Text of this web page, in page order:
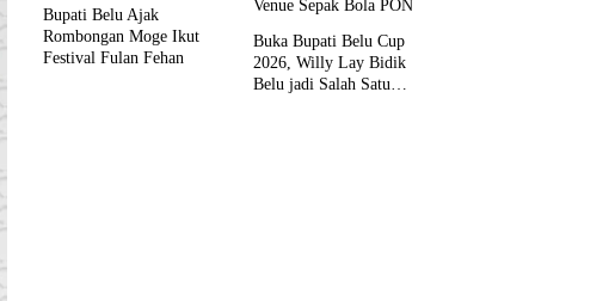
Bupati Belu Ajak
Rombongan Moge Ikut
Festival Fulan Fehan
Buka Bupati Belu Cup
2026, Willy Lay Bidik
Belu jadi Salah Satu